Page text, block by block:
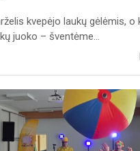
kvepėjo laukų gėlėmis, o
juoko – šventėme...